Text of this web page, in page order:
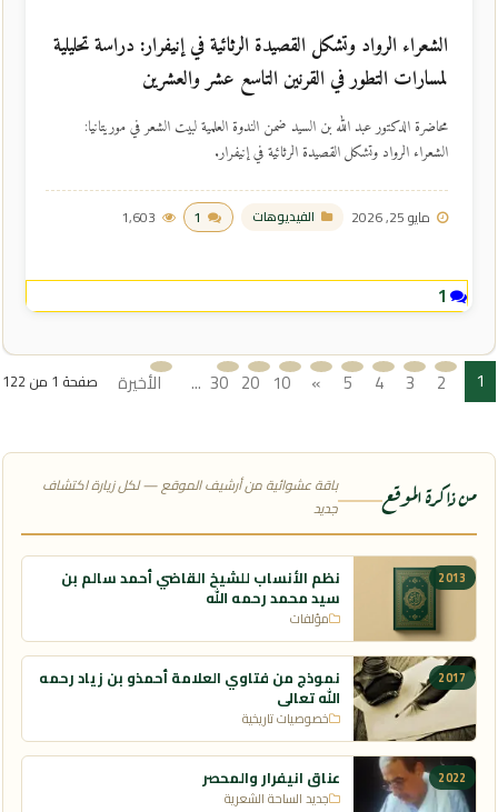
الشعراء الرواد وتشكل القصيدة الرثائية في إنيفرار: دراسة تحليلية
لمسارات التطور في القرنين التاسع عشر والعشرين
مايو 25, 2026 الفيديوهات 1
1,603
محاضرة الدكتور عبد الله بن السيد ضمن الندوة العلمية لبيت الشعر في موريتانيا:
الشعراء الرواد وتشكل القصيدة الرثائية في إنيفرار.
1
صفحة 1 من 122 1
2
3
4
5
»
10
20
30
...
الأخيرة
من ذاكرة الموقع
باقة عشوائية من أرشيف الموقع — لكل زيارة اكتشاف
جديد
2013 نظم الأنساب للشيخ القاضي أحمد سالم بن
سيد محمد رحمه الله
مؤلفات
2017 نموذج من فتاوي العلامة أحمذو بن زياد رحمه
الله تعالى
خصوصيات تاريخية
2022 عناق انيفرار والمحصر
جديد الساحة الشعرية